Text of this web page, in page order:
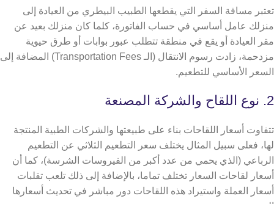
تعتبر مسافة السفر التي يقطعها الطبيب البيطري من العيادة إلى
منزلك عامل أساسي في حساب الفاتورة، كلما كان منزلك بعيد عن
مقر العيادة أو يقع في منطقة تتطلب عبور بوابات أو طرق حيوية
مزدحمة، زادت رسوم الانتقال (الـ Transportation Fees) المضافة إلى
السعر الأساسي للتطعيم.
2. نوع اللقاح والشركة المصنعة
تتفاوت أسعار اللقاحات بناء على طبيعتها والشركات الطبية المنتجة
لها، فعلى سبيل المثال يختلف سعر التطعيم الثلاثي عن التطعيم
الرباعي (الذي يحمي من عدد أكبر من الفيروسات الشرسة)، كما أن
أسعار لقاحات السعار تختلف تماما، بالإضافة إلى ذلك تلعب تقلبات
أسعار العملة واستيراد هذه اللقاحات دور مباشر في تحديث أسعارها